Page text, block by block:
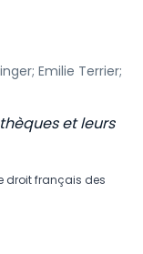
Emilie Terrier;
et leurs
droit français des